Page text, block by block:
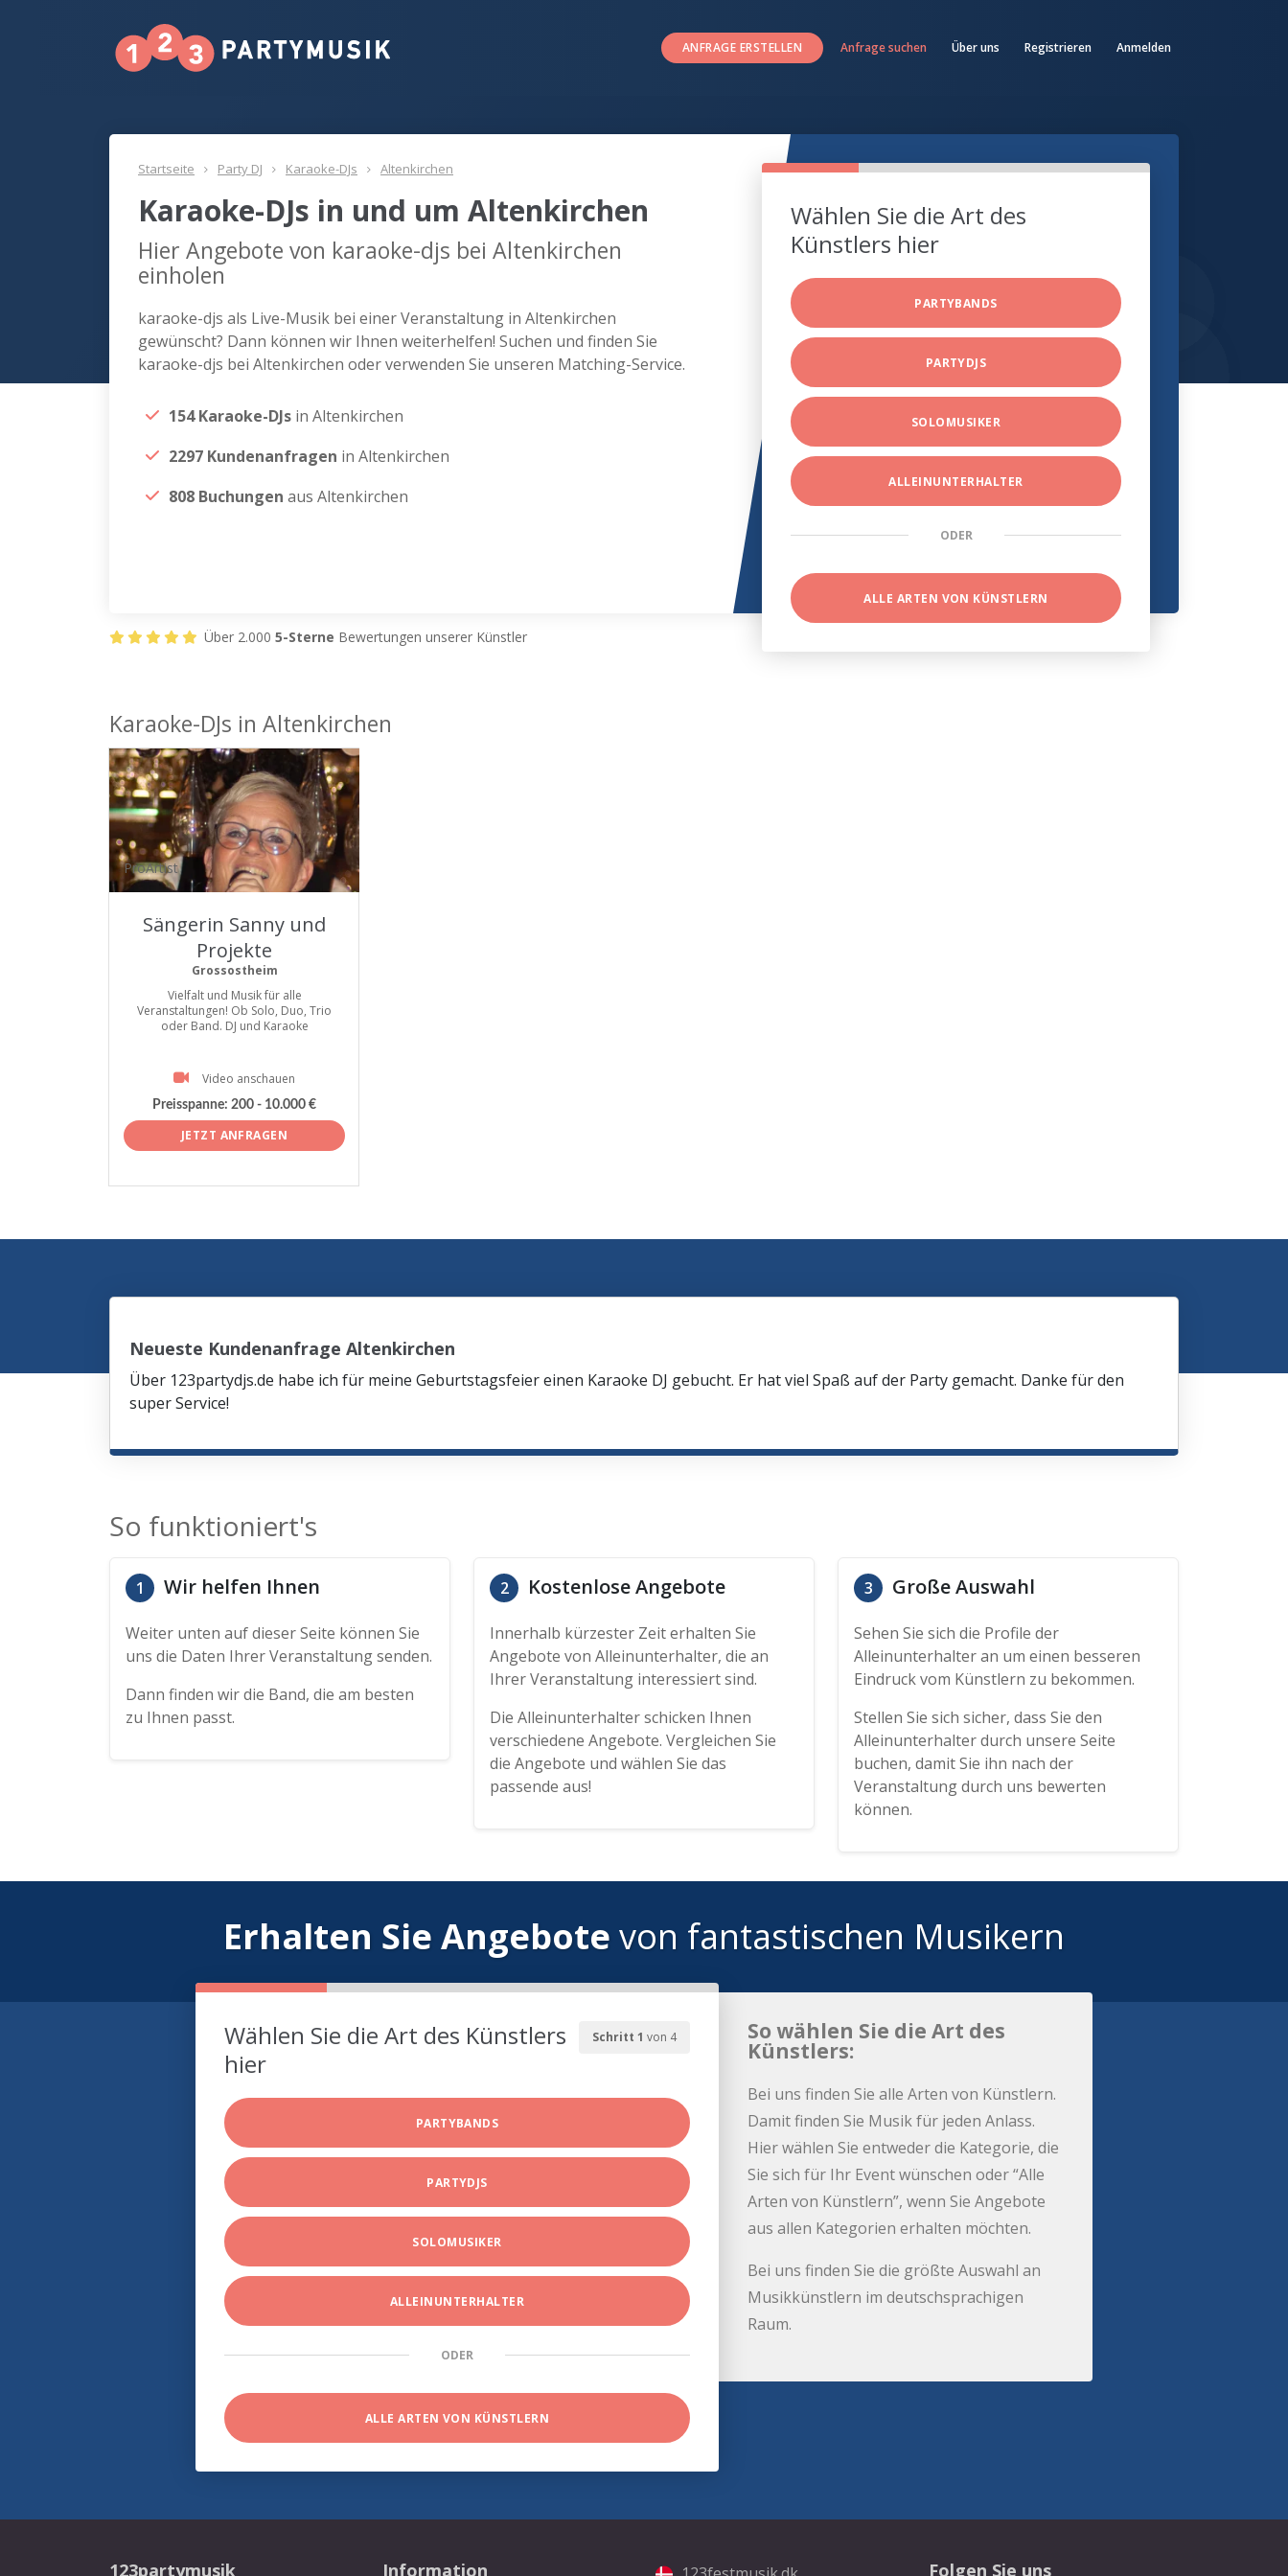
ANFRAGE ERSTELLEN Anfrage suchen Über uns Registrieren Anmelden
Startseite Party DJ Karaoke-DJs Altenkirchen
Karaoke-DJs in und um Altenkirchen
Hier Angebote von karaoke-djs bei Altenkirchen
einholen
karaoke-djs als Live-Musik bei einer Veranstaltung in Altenkirchen
gewünscht? Dann können wir Ihnen weiterhelfen! Suchen und finden Sie
karaoke-djs bei Altenkirchen oder verwenden Sie unseren Matching-Service.
154 Karaoke-DJs in Altenkirchen
2297 Kundenanfragen in Altenkirchen
808 Buchungen aus Altenkirchen
Wählen Sie die Art des
Künstlers hier
PARTYBANDS
PARTYDJS
SOLOMUSIKER
ALLEINUNTERHALTER
ODER
ALLE ARTEN VON KÜNSTLERN
Über 2.000 5-Sterne Bewertungen unserer Künstler
Karaoke-DJs in Altenkirchen
ProArtist
Sängerin Sanny und
Projekte
Grossostheim
Vielfalt und Musik für alle
Veranstaltungen! Ob Solo, Duo, Trio
oder Band. DJ und Karaoke
Video anschauen
Preisspanne: 200 - 10.000 €
JETZT ANFRAGEN
Neueste Kundenanfrage Altenkirchen
Über 123partydjs.de habe ich für meine Geburtstagsfeier einen Karaoke DJ gebucht. Er hat viel Spaß auf der Party gemacht. Danke für den
super Service!
So funktioniert's
1 Wir helfen Ihnen
Weiter unten auf dieser Seite können Sie
uns die Daten Ihrer Veranstaltung senden.
Dann finden wir die Band, die am besten
zu Ihnen passt.
2 Kostenlose Angebote
Innerhalb kürzester Zeit erhalten Sie
Angebote von Alleinunterhalter, die an
Ihrer Veranstaltung interessiert sind.
Die Alleinunterhalter schicken Ihnen
verschiedene Angebote. Vergleichen Sie
die Angebote und wählen Sie das
passende aus!
3 Große Auswahl
Sehen Sie sich die Profile der
Alleinunterhalter an um einen besseren
Eindruck vom Künstlern zu bekommen.
Stellen Sie sich sicher, dass Sie den
Alleinunterhalter durch unsere Seite
buchen, damit Sie ihn nach der
Veranstaltung durch uns bewerten
können.
Erhalten Sie Angebote von fantastischen Musikern
Schritt 1 von 4
Wählen Sie die Art des Künstlers
hier
PARTYBANDS
PARTYDJS
SOLOMUSIKER
ALLEINUNTERHALTER
ODER
ALLE ARTEN VON KÜNSTLERN
So wählen Sie die Art des
Künstlers:
Bei uns finden Sie alle Arten von Künstlern.
Damit finden Sie Musik für jeden Anlass.
Hier wählen Sie entweder die Kategorie, die
Sie sich für Ihr Event wünschen oder “Alle
Arten von Künstlern”, wenn Sie Angebote
aus allen Kategorien erhalten möchten.
Bei uns finden Sie die größte Auswahl an
Musikkünstlern im deutschsprachigen
Raum.
123partymusik Information Folgen Sie uns